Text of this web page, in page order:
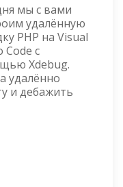
мы с вами
удалённую
PHP на Visual
Code с
Xdebug.
удалённо
и дебажить